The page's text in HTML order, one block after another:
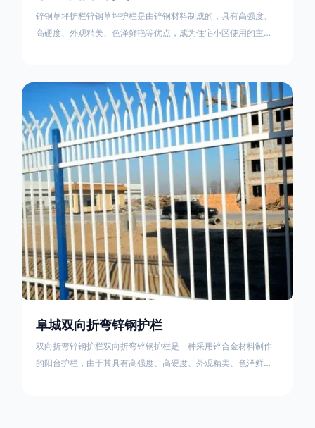
锌钢草坪护栏锌钢草坪护栏是由锌钢材料制成的，具有高强度、
高硬度、外观精美、色泽鲜艳等优点，成为住宅小区使用的主流
的使用方法主要是应用在人员行走的边界处，这就需要锌钢草坪
护栏产品的表面设计较为圆滑，减少人员不小心碰触锌钢草坪护
栏产品的伤害值。在安装前，土木建筑为砖砌或混凝土浇筑奠定
了的基础
阜城双向折弯锌钢护栏
双向折弯锌钢护栏双向折弯锌钢护栏是一种采用锌合金材料制作
的阳台护栏，由于其具有高强度、高硬度、外观精美、色泽鲜艳